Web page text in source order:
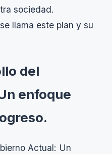
sociedad.
llama este plan y su
del
enfoque
Actual: Un